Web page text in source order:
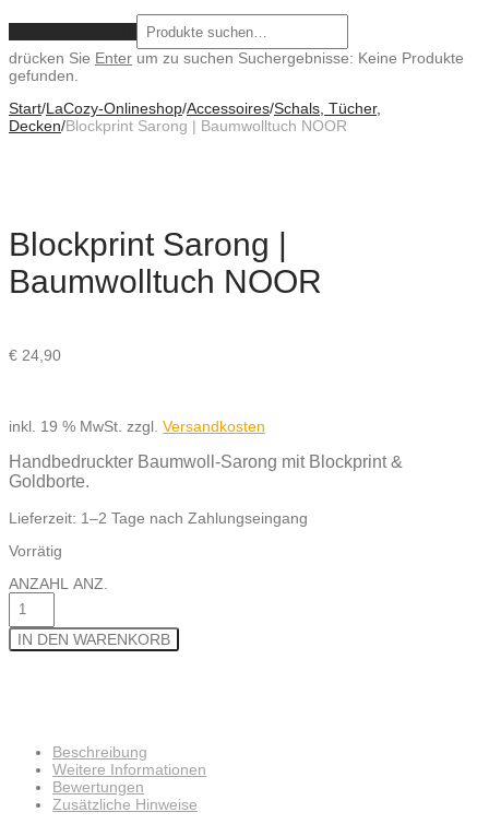
drücken Sie Enter um zu suchen Suchergebnisse: Keine Produkte
gefunden.
Start/LaCozy-Onlineshop/Accessoires/Schals, Tücher,
Decken/Blockprint Sarong | Baumwolltuch NOOR
Blockprint Sarong |
Baumwolltuch NOOR
€ 24,90
inkl. 19 % MwSt. zzgl. Versandkosten
Handbedruckter Baumwoll-Sarong mit Blockprint &
Goldborte.
Lieferzeit: 1–2 Tage nach Zahlungseingang
Vorrätig
ANZAHL ANZ.
IN DEN WARENKORB
Beschreibung
Weitere Informationen
Bewertungen
Zusätzliche Hinweise